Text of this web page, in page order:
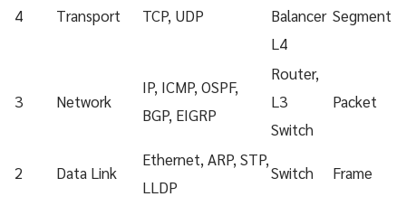
4 Transport TCP, UDP
Balancer
L4
Segment
3 Network
IP, ICMP, OSPF,
BGP, EIGRP
Router,
L3
Switch
Packet
2 Data Link
Ethernet, ARP, STP,
LLDP
Switch Frame